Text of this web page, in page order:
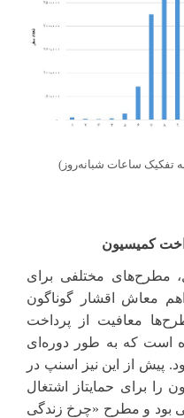
کمیسیون
مطرح‌های مختلفی برای
معاش اقشار گوناگون
معافیت از پرداخت
است که به طور دوره‌ای
پیش از این نیز اسنپ در
را برای حمایتاز اشتغال
بود و مطرح «چرخ زندگی